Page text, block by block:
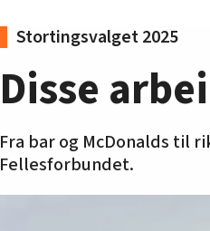
Stortingsvalget 2025
Disse
Fra bar og McDonalds
Fellesforbundet.